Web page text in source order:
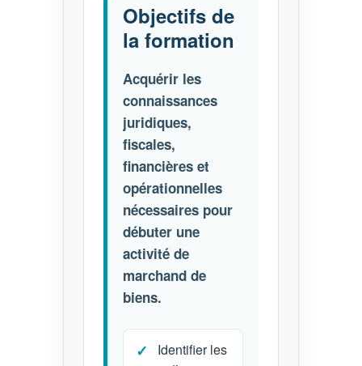
Objectifs de
la formation
Acquérir les
connaissances
juridiques,
fiscales,
financières et
opérationnelles
nécessaires pour
débuter une
activité de
marchand de
biens.
Identifier les